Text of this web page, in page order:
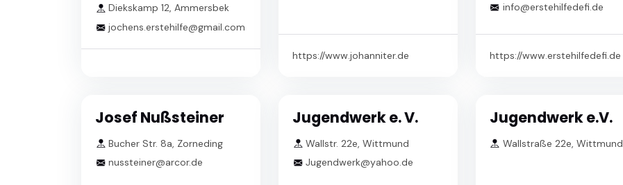
Diekskamp 12, Ammersbek
jochens.erstehilfe@gmail.com
https://www.johanniter.de
info@erstehilfedefi.de
https://www.erstehilfedefi.de
Josef Nußsteiner
Bucher Str. 8a, Zorneding
nussteiner@arcor.de
Jugendwerk e. V.
Wallstr. 22e, Wittmund
Jugendwerk@yahoo.de
Jugendwerk e.V.
Wallstraße 22e, Wittmund